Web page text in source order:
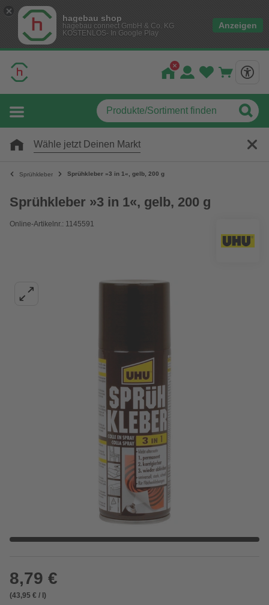
hagebau shop
hagebau connect GmbH & Co. KG
KOSTENLOS- In Google Play
Anzeigen
Wähle jetzt Deinen Markt
Sprühkleber Sprühkleber »3 in 1«, gelb, 200 g
Sprühkleber »3 in 1«, gelb, 200 g
Online-Artikelnr.: 1145591
8,79 €
(43,95 € / l)